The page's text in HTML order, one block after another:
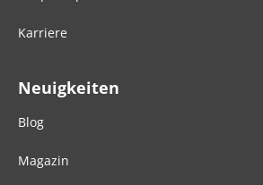
Karriere
Neuigkeiten
Blog
Magazin